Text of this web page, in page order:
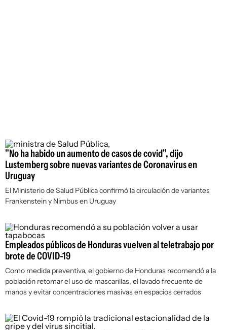
"No ha habido un aumento de casos de covid", dijo
Lustemberg sobre nuevas variantes de Coronavirus en
Uruguay
El Ministerio de Salud Pública confirmó la circulación de variantes
Frankenstein y Nimbus en Uruguay
Empleados públicos de Honduras vuelven al teletrabajo por
brote de COVID-19
Como medida preventiva, el gobierno de Honduras recomendó a la
población retomar el uso de mascarillas, el lavado frecuente de
manos y evitar concentraciones masivas en espacios cerrados